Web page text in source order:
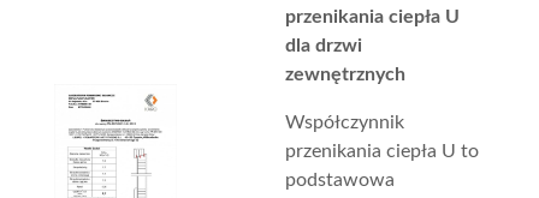
przenikania ciepła U
dla drzwi
zewnętrznych
Współczynnik
przenikania ciepła U to
podstawowa